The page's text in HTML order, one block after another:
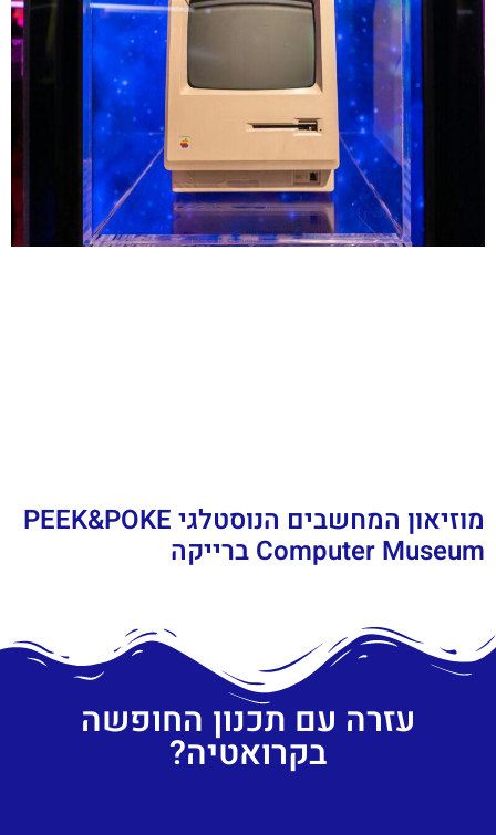
מוזיאון המחשבים הנוסטלגי PEEK&POKE
Computer Museum ברייקה
עזרה עם תכנון החופשה
בקרואטיה?